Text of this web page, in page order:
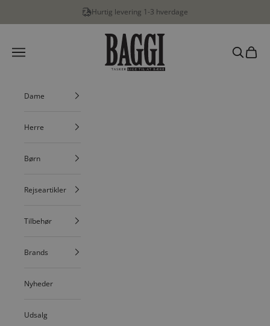
Hurtig levering 1-3 hverdage
BAGGI
Menu
Søg
Dame
Herre
Børn
Rejseartikler
Tilbehør
Brands
Nyheder
Udsalg